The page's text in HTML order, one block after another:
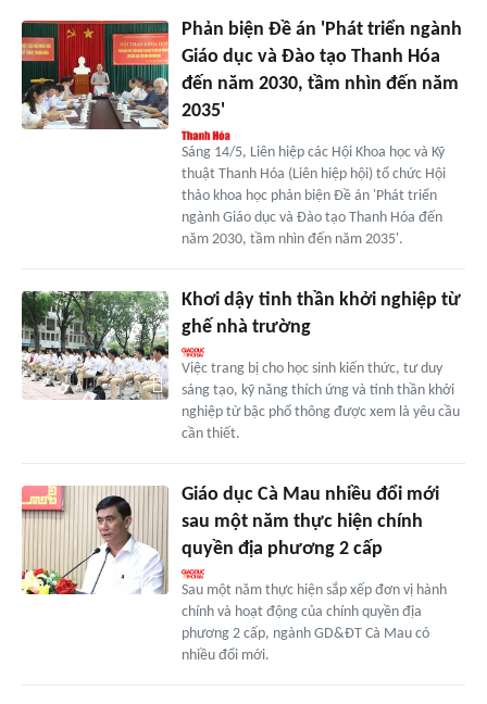
Phản biện Đề án 'Phát triển ngành
Giáo dục và Đào tạo Thanh Hóa
đến năm 2030, tầm nhìn đến năm
2035'
Sáng 14/5, Liên hiệp các Hội Khoa học và Kỹ
thuật Thanh Hóa (Liên hiệp hội) tổ chức Hội
thảo khoa học phản biện Đề án 'Phát triển
ngành Giáo dục và Đào tạo Thanh Hóa đến
năm 2030, tầm nhìn đến năm 2035'.
Khơi dậy tinh thần khởi nghiệp từ
ghế nhà trường
Việc trang bị cho học sinh kiến thức, tư duy
sáng tạo, kỹ năng thích ứng và tinh thần khởi
nghiệp từ bậc phổ thông được xem là yêu cầu
cần thiết.
Giáo dục Cà Mau nhiều đổi mới
sau một năm thực hiện chính
quyền địa phương 2 cấp
Sau một năm thực hiện sắp xếp đơn vị hành
chính và hoạt động của chính quyền địa
phương 2 cấp, ngành GD&ĐT Cà Mau có
nhiều đổi mới.